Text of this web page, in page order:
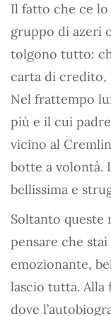
Il fatto che ce
gruppo di azeri
tolgono tutto:
carta di credito,
Nel frattempo
più e il cui
vicino al
botte a volontà.
bellissima e
Soltanto queste
pensare che
emozionante,
lascio tutta. Alla
dove